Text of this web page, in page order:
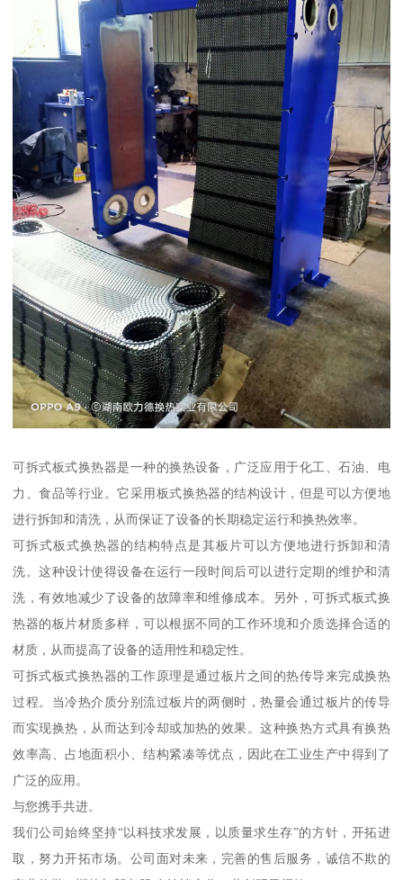
可拆式板式换热器是一种的换热设备，广泛应用于化工、石油、电
力、食品等行业。它采用板式换热器的结构设计，但是可以方便地
进行拆卸和清洗，从而保证了设备的长期稳定运行和换热效率。
可拆式板式换热器的结构特点是其板片可以方便地进行拆卸和清
洗。这种设计使得设备在运行一段时间后可以进行定期的维护和清
洗，有效地减少了设备的故障率和维修成本。另外，可拆式板式换
热器的板片材质多样，可以根据不同的工作环境和介质选择合适的
材质，从而提高了设备的适用性和稳定性。
可拆式板式换热器的工作原理是通过板片之间的热传导来完成换热
过程。当冷热介质分别流过板片的两侧时，热量会通过板片的传导
而实现换热，从而达到冷却或加热的效果。这种换热方式具有换热
效率高、占地面积小、结构紧凑等优点，因此在工业生产中得到了
广泛的应用。
与您携手共进。
我们公司始终坚持“以科技求发展，以质量求生存”的方针，开拓进
取，努力开拓市场。公司面对未来，完善的售后服务，诚信不欺的